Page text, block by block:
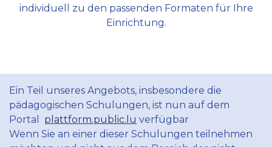
individuell zu den passenden Formaten für Ihre
Einrichtung.
Ein Teil unseres Angebots, insbesondere die
pädagogischen Schulungen, ist nun auf dem
Portal plattform.public.lu verfügbar
Wenn Sie an einer dieser Schulungen teilnehmen